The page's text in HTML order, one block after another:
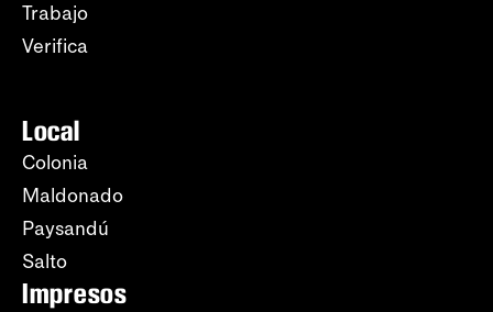
Trabajo
Verifica
Local
Colonia
Maldonado
Paysandú
Salto
Impresos